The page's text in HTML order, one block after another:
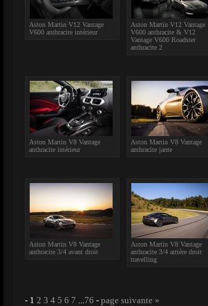
Aston Martin V12 Vantage
V600 anthracite intérieur
Aston Martin V12 Vantage
V600 anthracite & V12
Vantage V600 Roadster
anthracite 2
Aston Martin V8 Vantage
anthracite intérieur
Aston Martin V8 Vantage
anthracite jante
Aston Martin V8 Vantage
anthracite 3/4 avant droit
Aston Martin V8 Vantage
anthracite 3/4 arrière droit
travelling
- 1 2 3 4 5 6 7 ...76 - page suivante »